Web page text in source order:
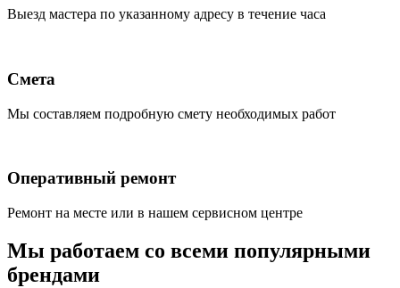
Выезд мастера по указанному адресу в течение часа
Смета
Мы составляем подробную смету необходимых работ
Оперативный ремонт
Ремонт на месте или в нашем сервисном центре
Мы работаем со всеми популярными
брендами